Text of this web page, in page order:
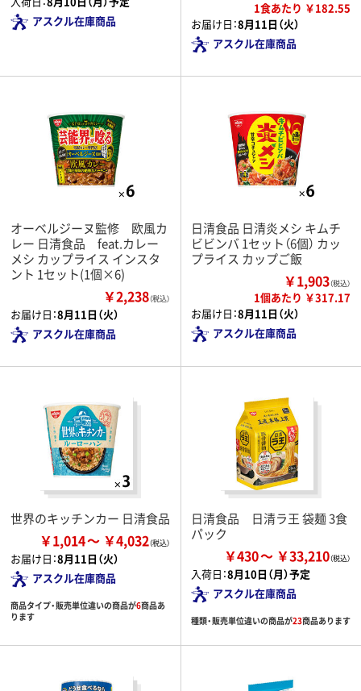
アスクル在庫商品
1食あたり ￥182.55
お届け日：8月11日（火）
アスクル在庫商品
オーベルジーヌ監修 欧風カ
レー 日清食品 feat.カレー
メシ カップライス インスタ
ント 1セット(1個×6)
￥2,238（税込）
お届け日：8月11日（火）
アスクル在庫商品
日清食品 日清炎メシ キムチ
ビビンバ 1セット（6個） カッ
プライス カップご飯
￥1,903（税込）
1個あたり ￥317.17
お届け日：8月11日（火）
アスクル在庫商品
世界のキッチンカー 日清食品
￥1,014 ￥4,032
お届け日：8月11日（火）
アスクル在庫商品
商品タイプ・販売単位違いの商品が6商品あ
ります
日清食品 日清ラ王 袋麺 3食
パック
￥430 ￥33,210
入荷日：8月10日（月）予定
アスクル在庫商品
種類・販売単位違いの商品が23商品あります